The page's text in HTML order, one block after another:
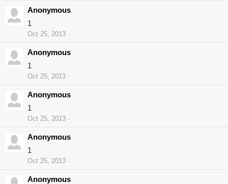
Anonymous
1
Oct 25, 2013
Anonymous
1
Oct 25, 2013
Anonymous
1
Oct 25, 2013
Anonymous
1
Oct 25, 2013
Anonymous